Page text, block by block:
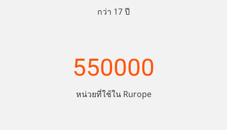
กว่า 17 ปี
550000
หน่วยที่ใช้ใน Rurope